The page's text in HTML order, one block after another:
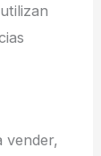
vender,